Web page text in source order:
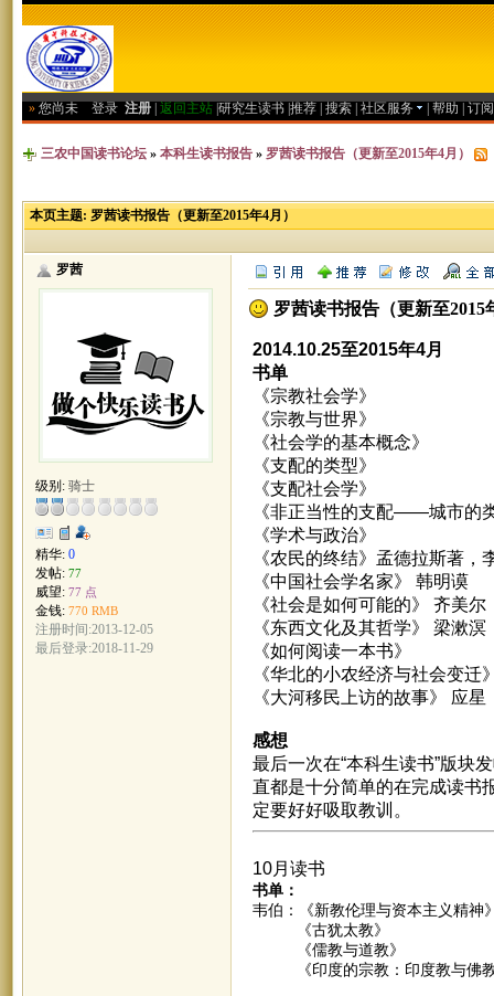
» 您尚未 登录 注册 返回主站 研究生读书 推荐 搜索 社区服务 帮助 订
三农中国读书论坛 » 本科生读书报告 » 罗茜读书报告（更新至2015年4月）
本页主题: 罗茜读书报告（更新至2015年4月）
罗茜
级别: 骑士
精华: 0
发帖: 77
威望: 77 点
金钱: 770 RMB
注册时间:2013-12-05
最后登录:2018-11-29
罗茜读书报告（更新至2015
2014.10.25至2015年4月
书单
《宗教社会学》
《宗教与世界》
《社会学的基本概念》
《支配的类型》
《支配社会学》
《非正当性的支配——城市的
《学术与政治》
《农民的终结》 孟德拉斯著，
《中国社会学名家》
韩明谟
《社会是如何可能的》 齐美尔
《东西文化及其哲学》 梁漱溟
《如何阅读一本书》
《华北的小农经济与社会变迁
《大河移民上访的故事》 应星
感想
最后一次在“本科生读书”版块
直都是十分简单的在完成读书
定要好好吸取教训。
10月读书
书单：
韦伯：《新教伦理与资本主义精神
《古犹太教》
《儒教与道教》
《印度的宗教：印度教与佛